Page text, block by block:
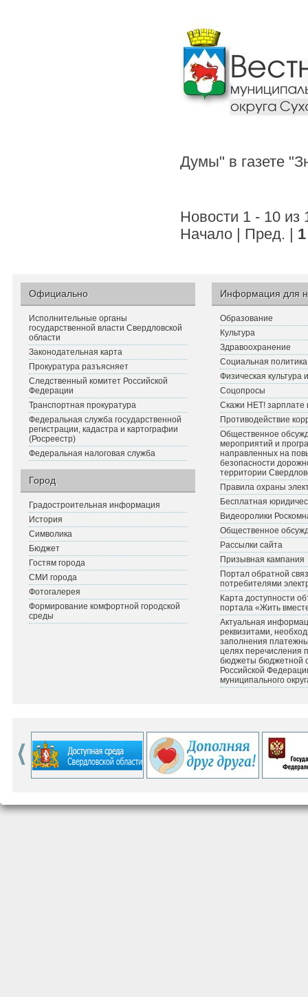
Думы" в газете
Новости 1 - 10 из
Начало | Пред. | 1
Официально
Исполнительные органы
государственной власти Свердловской
области
Законодательная карта
Прокуратура разъясняет
Следственный комитет Российской
Федерации
Транспортная прокуратура
Федеральная служба государственной
регистрации, кадастра и картографии
(Росреестр)
Федеральная налоговая служба
Город
Градостроительная информация
История
Символика
Бюджет
Гостям города
СМИ города
Фотогалерея
Формирование комфортной городской
среды
Информация для
Образование
Культура
Здравоохранение
Социальная политика
Физическая культура
Соцопросы
Скажи НЕТ! зарплате
Противодействие
Общественное
мероприятий и
направленных на
безопасности
территории
Правила охраны
Бесплатная
Видеоролики
Общественное
Рассылки сайта
Призывная кампания
Портал обратной
потребителями
Карта доступности
портала «Жить
Актуальная
реквизитами,
заполнения
целях перечисления
бюджеты бюджетной
Российской
муниципального